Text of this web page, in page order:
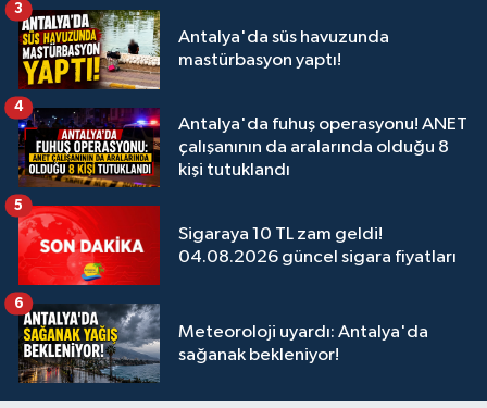
Antalya'da süs havuzunda
mastürbasyon yaptı!
3
Antalya'da fuhuş operasyonu! ANET
çalışanının da aralarında olduğu 8
kişi tutuklandı
4
Sigaraya 10 TL zam geldi!
04.08.2026 güncel sigara fiyatları
5
Meteoroloji uyardı: Antalya'da
sağanak bekleniyor!
6